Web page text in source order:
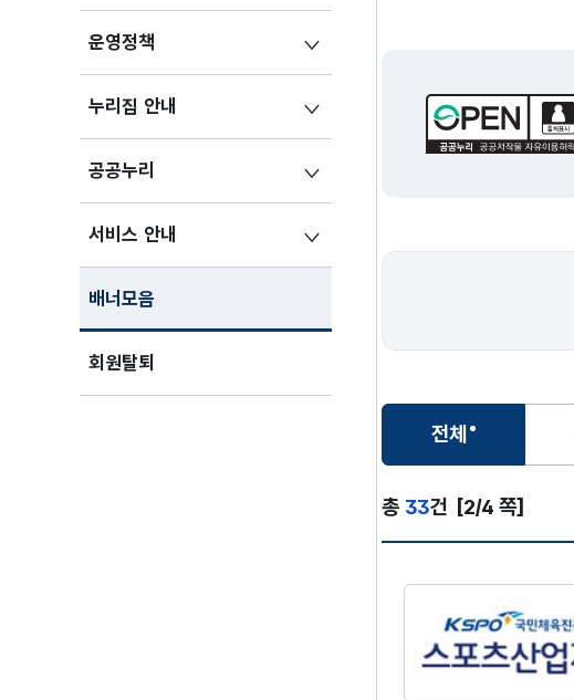
운영정책
누리집 안내
공공누리
서비스 안내
배너모음
회원탈퇴
전체
선택됨
총 33건 [2/4 쪽]